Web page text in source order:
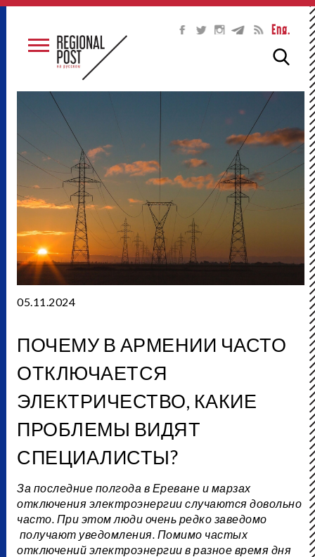
Eng.
05.11.2024
ПОЧЕМУ В АРМЕНИИ ЧАСТО
ОТКЛЮЧАЕТСЯ
ЭЛЕКТРИЧЕСТВО, КАКИЕ
ПРОБЛЕМЫ ВИДЯТ
СПЕЦИАЛИСТЫ?
За последние полгода в Ереване и марзах
отключения электроэнергии случаются довольно
часто. При этом люди очень редко заведомо
получают уведомления. Помимо частых
отключений электроэнергии в разное время дня